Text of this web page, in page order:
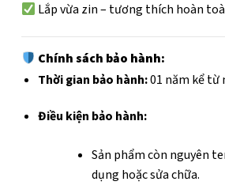
Lắp vừa zin – tương thích hoàn
Chính sách bảo hành:
Thời gian bảo hành:01 năm kể từ
Điều kiện bảo hành:
Sản phẩm còn nguyên
dụng hoặc sửa chữa.